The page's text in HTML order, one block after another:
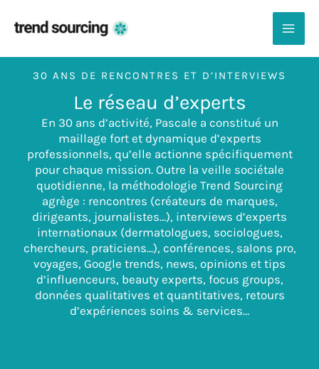
30 ANS DE RENCONTRES ET D’INTERVIEWS
Le réseau d’experts
En 30 ans d’activité, Pascale a constitué un
maillage fort et dynamique d’experts
professionnels, qu’elle actionne spécifiquement
pour chaque mission. Outre la veille sociétale
quotidienne, la méthodologie Trend Sourcing
agrège : rencontres (créateurs de marques,
dirigeants, journalistes…), interviews d’experts
internationaux (dermatologues, sociologues,
chercheurs, praticiens…), conférences, salons pro,
voyages, Google trends, news, opinions et tips
d’influenceurs, beauty experts, focus groups,
données qualitatives et quantitatives, retours
d’expériences soins & services…